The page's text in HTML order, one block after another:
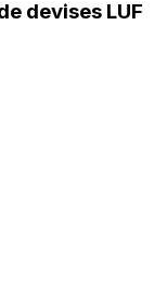
devises LUF